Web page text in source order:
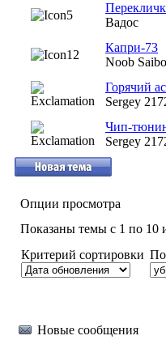
Вадос
Капри-73
Noob
Горячий
Sergey
Чип-
Sergey
Опции просмотра
Показаны темы с 1 по 10
Критерий сортировки
Новые сообщения